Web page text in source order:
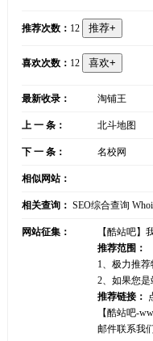
推荐次数： 12
喜欢次数： 12
最新收录： 淘铺王
上 一 条： 北斗地图
下 一 条： 名校网
相似网站：
相关查询： SEO综合查询
网站征集：
【酷站吧
推荐范围：
1、极力推
2、如果您
推荐链接：
【酷站吧-
邮件联系我